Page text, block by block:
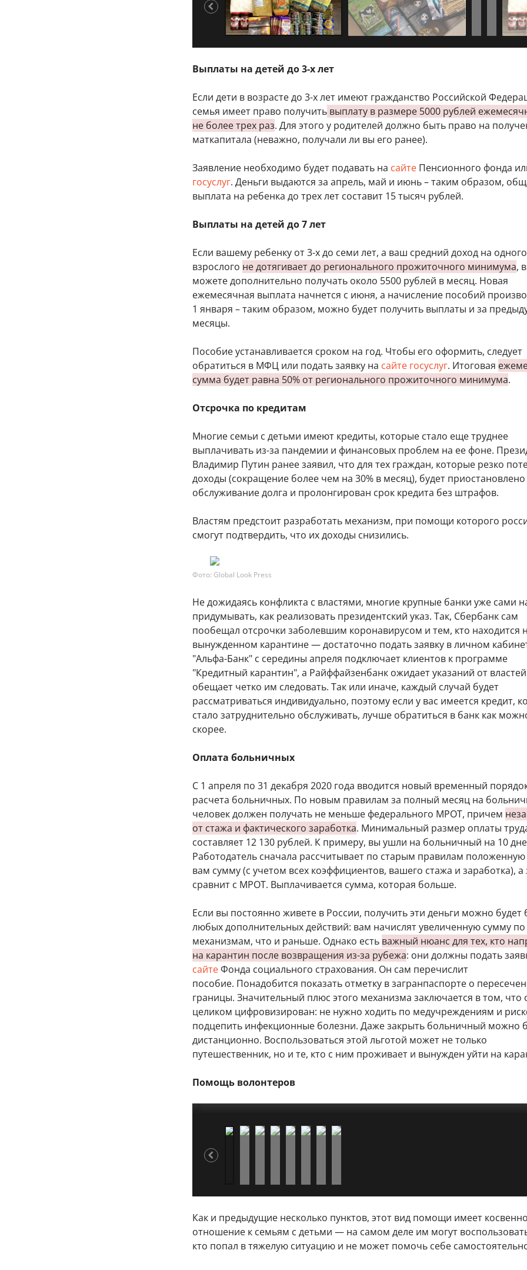
Выплаты на детей до 3-х лет
Если дети в возрасте до 3-х лет имеют гражданство Российской
семья имеет право получить выплату в размере 5000 рублей
не более трех раз. Для этого у родителей должно быть право на
маткапитала (неважно, получали ли вы его ранее).
Заявление необходимо будет подавать на сайте Пенсионного фонда
госуслуг. Деньги выдаются за апрель, май и июнь – таким образом,
выплата на ребенка до трех лет составит 15 тысяч рублей.
Выплаты на детей до 7 лет
Если вашему ребенку от 3-х до семи лет, а ваш средний доход на одного
взрослого не дотягивает до регионального прожиточного минимума,
можете дополнительно получать около 5500 рублей в месяц. Новая
ежемесячная выплата начнется с июня, а начисление пособий
1 января – таким образом, можно будет получить выплаты и за
месяцы.
Пособие устанавливается сроком на год. Чтобы его оформить, следует
обратиться в МФЦ или подать заявку на сайте госуслуг. Итоговая
сумма будет равна 50% от регионального прожиточного минимума.
Отсрочка по кредитам
Многие семьи с детьми имеют кредиты, которые стало еще труднее
выплачивать из-за пандемии и финансовых проблем на ее фоне.
Владимир Путин ранее заявил, что для тех граждан, которые резко
доходы (сокращение более чем на 30% в месяц), будет приостановлено
обслуживание долга и пролонгирован срок кредита без штрафов.
Властям предстоит разработать механизм, при помощи которого
смогут подтвердить, что их доходы снизились.
Фото: Global Look Press
Не дожидаясь конфликта с властями, многие крупные банки уже сами
придумывать, как реализовать президентский указ. Так, Сбербанк сам
пообещал отсрочки заболевшим коронавирусом и тем, кто находится
вынужденном карантине — достаточно подать заявку в личном
"Альфа-Банк" с середины апреля подключает клиентов к программе
"Кредитный карантин", а Райффайзенбанк ожидает указаний от
обещает четко им следовать. Так или иначе, каждый случай будет
рассматриваться индивидуально, поэтому если у вас имеется кредит,
стало затруднительно обслуживать, лучше обратиться в банк как
скорее.
Оплата больничных
С 1 апреля по 31 декабря 2020 года вводится новый временный
расчета больничных. По новым правилам за полный месяц на
человек должен получать не меньше федерального МРОТ, причем
от стажа и фактического заработка. Минимальный размер оплаты
составляет 12 130 рублей. К примеру, вы ушли на больничный на 10
Работодатель сначала рассчитывает по старым правилам положенную
вам сумму (с учетом всех коэффициентов, вашего стажа и заработка), а
сравнит с МРОТ. Выплачивается сумма, которая больше.
Если вы постоянно живете в России, получить эти деньги можно будет
любых дополнительных действий: вам начислят увеличенную сумму
механизмам, что и раньше. Однако есть важный нюанс для тех, кто
на карантин после возвращения из-за рубежа: они должны подать
сайтеФонда социального страхования. Он сам перечислит
пособие. Понадобится показать отметку в загранпаспорте о
границы. Значительный плюс этого механизма заключается в том, что
целиком цифровизирован: не нужно ходить по медучреждениям и
подцепить инфекционные болезни. Даже закрыть больничный можно
дистанционно. Воспользоваться этой льготой может не только
путешественник, но и те, кто с ним проживает и вынужден уйти на
Помощь волонтеров
Волонтеры движения #МыВместе
Волонтеры движения #МыВместе
Волонтеры движения #МыВместе
Волонтеры движения #МыВместе
Как и предыдущие несколько пунктов, этот вид помощи имеет
отношение к семьям с детьми — на самом деле им могут
кто попал в тяжелую ситуацию и не может помочь себе